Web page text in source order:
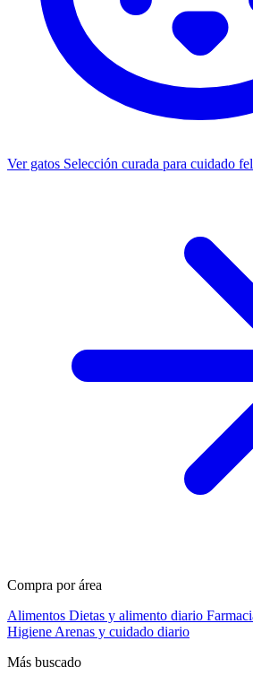
Ver gatos Selección curada para cuidado
Compra por área
Alimentos Dietas y alimento diario
Higiene Arenas y cuidado diario
Más buscado